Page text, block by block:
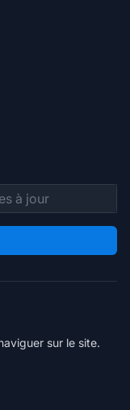
sur le site.